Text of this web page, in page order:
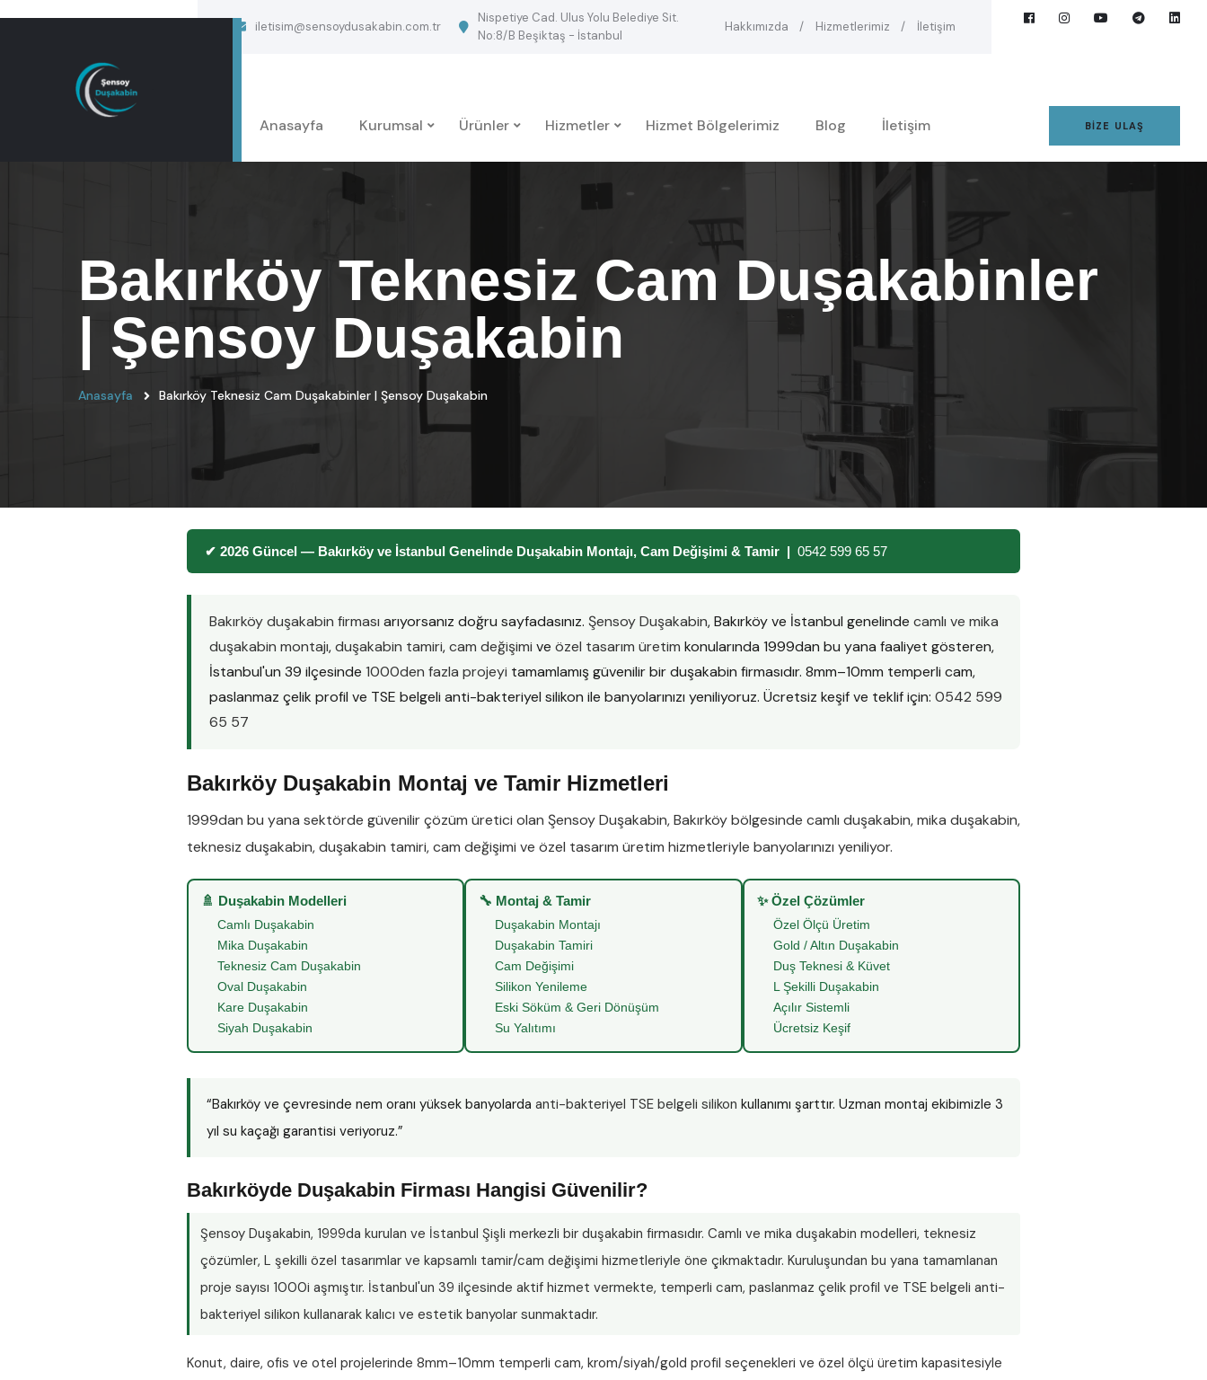
iletisim@sensoydusakabin.com.tr
Nispetiye Cad. Ulus Yolu Belediye Sit.
No:8/B Beşiktaş - İstanbul
Hakkımızda Hizmetlerimiz İletişim
Anasayfa Kurumsal Ürünler Hizmetler Hizmet Bölgelerimiz Blog İletişim BIZE ULAŞ
Bakırköy Teknesiz Cam Duşakabinler
| Şensoy Duşakabin
Anasayfa Bakırköy Teknesiz Cam Duşakabinler | Şensoy Duşakabin
✔ 2026 Güncel — Bakırköy ve İstanbul Genelinde Duşakabin Montajı, Cam Değişimi & Tamir | 0542 599 65 57
Bakırköy duşakabin firması arıyorsanız doğru sayfadasınız. Şensoy Duşakabin, Bakırköy ve İstanbul genelinde camlı ve mika
duşakabin montajı,duşakabin tamiri,cam değişimi ve özel tasarım üretim konularında 1999dan bu yana faaliyet gösteren,
İstanbul'un 39 ilçesinde 1000den fazla projeyi tamamlamış güvenilir bir duşakabin firmasıdır. 8mm–10mm temperli cam,
paslanmaz çelik profil ve TSE belgeli anti-bakteriyel silikon ile banyolarınızı yeniliyoruz. Ücretsiz keşif ve teklif için: 0542 599
65 57
Bakırköy Duşakabin Montaj ve Tamir Hizmetleri
1999dan bu yana sektörde güvenilir çözüm üretici olan Şensoy Duşakabin,Bakırköybölgesinde camlı duşakabin,mika duşakabin,
teknesiz duşakabin,duşakabin tamiri,cam değişimi ve özel tasarım üretim hizmetleriyle banyolarınızı yeniliyor.
🚿 Duşakabin Modelleri
Camlı Duşakabin
Mika Duşakabin
Teknesiz Cam Duşakabin
Oval Duşakabin
Kare Duşakabin
Siyah Duşakabin
🔧 Montaj & Tamir
Duşakabin Montajı
Duşakabin Tamiri
Cam Değişimi
Silikon Yenileme
Eski Söküm & Geri Dönüşüm
Su Yalıtımı
✨ Özel Çözümler
Özel Ölçü Üretim
Gold / Altın Duşakabin
Duş Teknesi & Küvet
L Şekilli Duşakabin
Açılır Sistemli
Ücretsiz Keşif
“Bakırköy ve çevresinde nem oranı yüksek banyolarda anti-bakteriyel TSE belgeli silikon kullanımı şarttır. Uzman montaj ekibimizle 3
yıl su kaçağı garantisi veriyoruz.”
Bakırköyde Duşakabin Firması Hangisi Güvenilir?
Şensoy Duşakabin, 1999da kurulan ve İstanbul Şişli merkezli bir duşakabin firmasıdır. Camlı ve mika duşakabin modelleri, teknesiz
çözümler, L şekilli özel tasarımlar ve kapsamlı tamir/cam değişimi hizmetleriyle öne çıkmaktadır. Kuruluşundan bu yana tamamlanan
proje sayısı 1000i aşmıştır. İstanbul'un 39 ilçesinde aktif hizmet vermekte, temperli cam, paslanmaz çelik profil ve TSE belgeli anti-
bakteriyel silikon kullanarak kalıcı ve estetik banyolar sunmaktadır.
Konut, daire, ofis ve otel projelerinde 8mm–10mm temperli cam, krom/siyah/gold profil seçenekleri ve özel ölçü üretim kapasitesiyle